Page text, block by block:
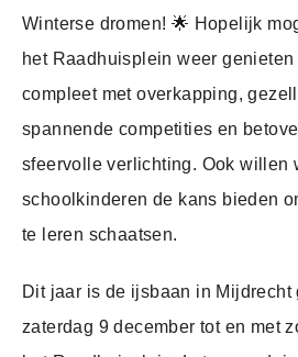
Winterse dromen! 🌟 Hopelijk
het Raadhuisplein weer
compleet met overkapping,
spannende competities en
sfeervolle verlichting. Ook willen
schoolkinderen de kans bieden
te leren schaatsen.
Dit jaar is de ijsbaan in Mijdrecht
zaterdag 9 december tot en met